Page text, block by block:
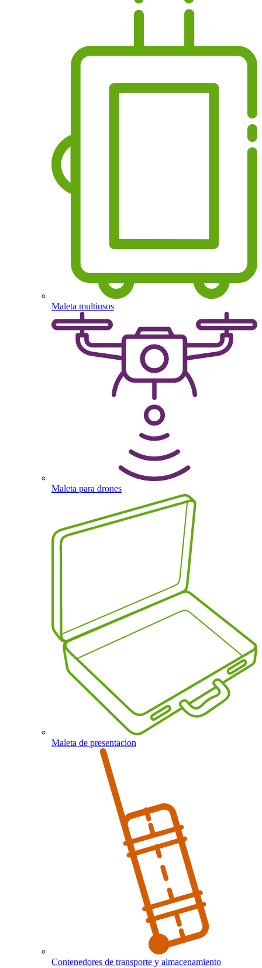
Maleta multiusos
Maleta para drones
Maleta de presentacion
Contenedores de transporte y almacenamiento